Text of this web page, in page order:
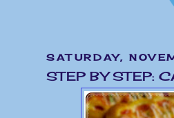
SATURDAY,
STEP BY STEP: